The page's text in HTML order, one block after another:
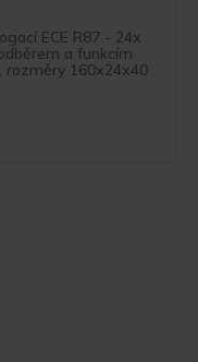
ECE R87 - 24x
a funkcím
rozměry 160x24x40